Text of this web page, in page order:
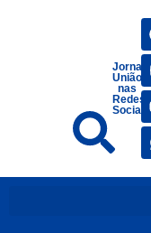
Jornais
União
nas
Redes
Sociais